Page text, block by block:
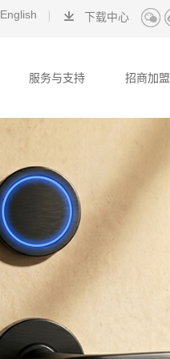
English 下载中心
服务与支持 招商加盟